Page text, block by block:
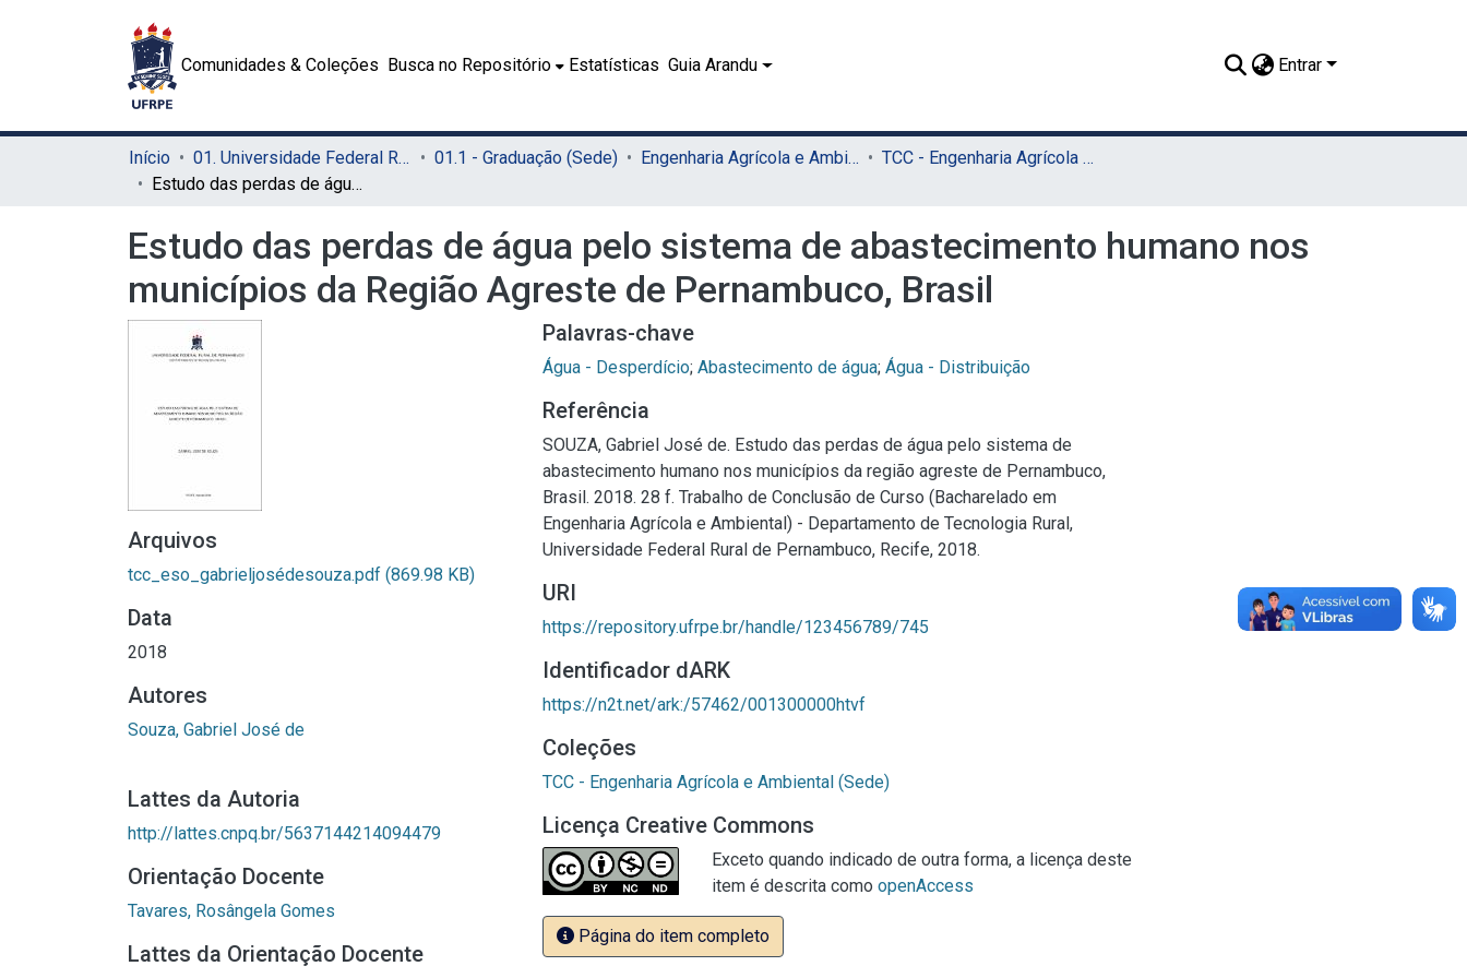
Comunidades & Coleções Busca no Repositório Estatísticas Guia Arandu Entrar
Início 01. Universidade Federal Rural de Pernambuco - UFRPE (Sede) 01.1 - Graduação (Sede) Engenharia Agrícola e Ambiental (Sede)
TCC - Engenharia Agrícola e Ambiental (Sede)
Estudo das perdas de água pelo sistema de abastecimento humano nos municípios da Região Agreste de Pernambuco, Brasil
Estudo das perdas de água pelo sistema de abastecimento humano nos
municípios da Região Agreste de Pernambuco, Brasil
Arquivos
tcc_eso_gabrieljosédesouza.pdf (869.98 KB)
Data
2018
Autores
Souza, Gabriel José de
Lattes da Autoria
http://lattes.cnpq.br/5637144214094479
Orientação Docente
Tavares, Rosângela Gomes
Lattes da Orientação Docente
Palavras-chave
Água - Desperdício; Abastecimento de água; Água - Distribuição
Referência
SOUZA, Gabriel José de. Estudo das perdas de água pelo sistema de
abastecimento humano nos municípios da região agreste de Pernambuco,
Brasil. 2018. 28 f. Trabalho de Conclusão de Curso (Bacharelado em
Engenharia Agrícola e Ambiental) - Departamento de Tecnologia Rural,
Universidade Federal Rural de Pernambuco, Recife, 2018.
URI
https://repository.ufrpe.br/handle/123456789/745
Identificador dARK
https://n2t.net/ark:/57462/001300000htvf
Coleções
TCC - Engenharia Agrícola e Ambiental (Sede)
Licença Creative Commons
Exceto quando indicado de outra forma, a licença deste
item é descrita como openAccess
Página do item completo